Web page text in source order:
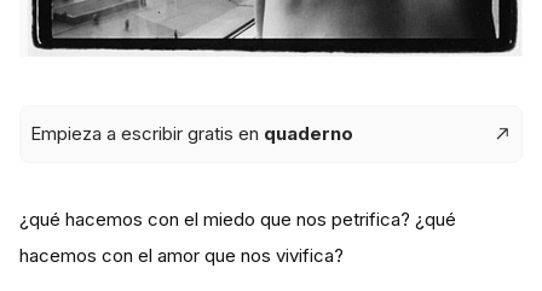
Empieza a escribir gratis en quaderno
¿qué hacemos con el miedo que nos petrifica? ¿qué
hacemos con el amor que nos vivifica?